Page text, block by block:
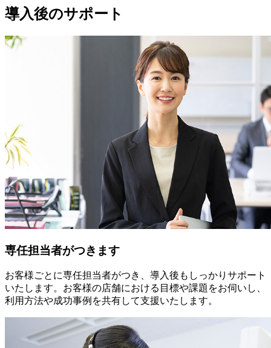
導入後のサポート
専任担当者がつきます
お客様ごとに専任担当者がつき、導入後もしっかりサポート
いたします。お客様の店舗における目標や課題をお伺いし、
利用方法や成功事例を共有して支援いたします。